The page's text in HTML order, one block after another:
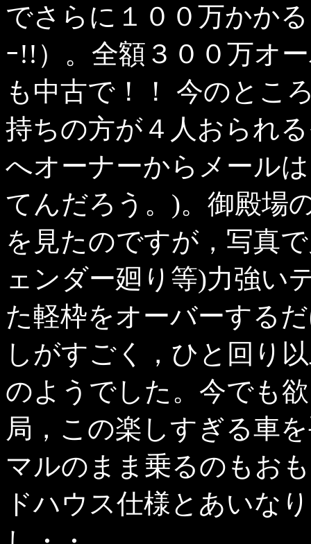
でさらに１００万かか
ｰ!!）。全額３００万オ
も中古で！！ 今のとこ
持ちの方が４人おられ
へオーナーからメール
てんだろう。)。御殿場
を見たのですが，写真
ェンダー廻り等)力強い
た軽枠をオーバーする
しがすごく，ひと回り
のようでした。今でも
局，この楽しすぎる車
マルのまま乗るのもお
ドハウス仕様とあいな